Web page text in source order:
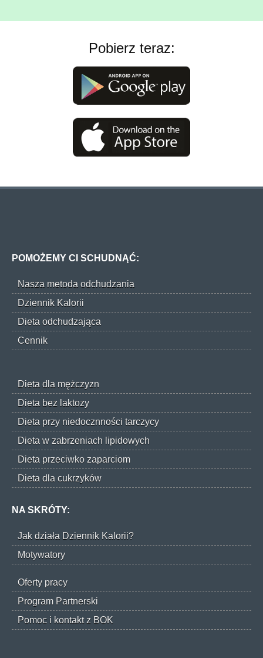
Pobierz teraz:
POMOŻEMY CI SCHUDNĄĆ:
Nasza metoda odchudzania
Dziennik Kalorii
Dieta odchudzająca
Cennik
Dieta dla mężczyzn
Dieta bez laktozy
Dieta przy niedocznności tarczycy
Dieta w zabrzeniach lipidowych
Dieta przeciwko zaparciom
Dieta dla cukrzyków
NA SKRÓTY:
Jak działa Dziennik Kalorii?
Motywatory
Oferty pracy
Program Partnerski
Pomoc i kontakt z BOK